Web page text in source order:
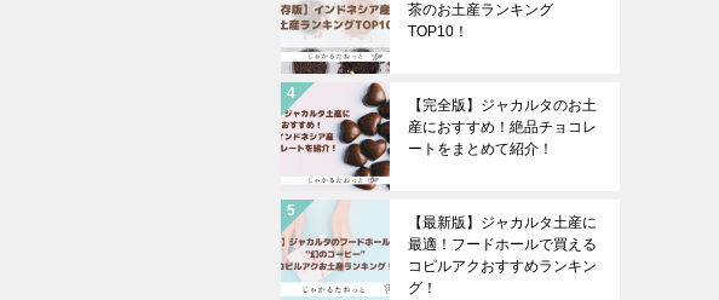
茶のお土産ランキング
TOP10！
【完全版】ジャカルタのお土
産におすすめ！絶品チョコレ
ートをまとめて紹介！
【最新版】ジャカルタ土産に
最適！フードホールで買える
コピルアクおすすめランキン
グ！